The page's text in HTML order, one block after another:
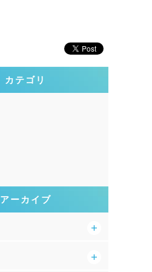
カテゴリ
アーカイブ